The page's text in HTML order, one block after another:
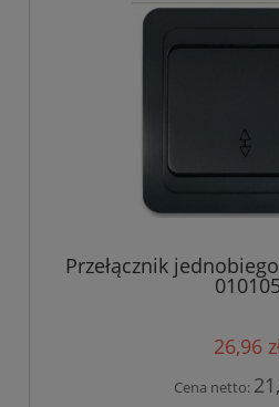
Przełącznik
010105
26,96
Cena netto: